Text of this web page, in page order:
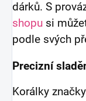
dárků. S
shopu si
podle svých
Precizní
Korálky značky